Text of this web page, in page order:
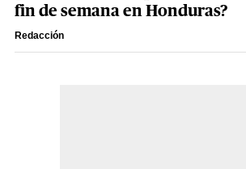
fin de semana en Honduras?
Redacción